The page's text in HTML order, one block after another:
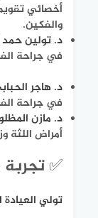
أخصائي
والفكين.
د. تولين حمد
في جراحة
د. هاجر
في جراحة
د. مازن
أمراض اللثة
✅
تولي